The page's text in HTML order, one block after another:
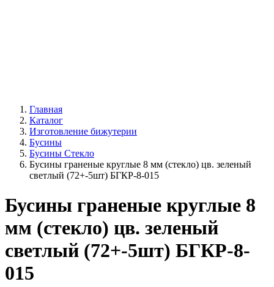
Главная
Каталог
Изготовление бижутерии
Бусины
Бусины Стекло
Бусины граненые круглые 8 мм (стекло) цв. зеленый
светлый (72+-5шт) БГКР-8-015
Бусины граненые круглые 8
мм (стекло) цв. зеленый
светлый (72+-5шт) БГКР-8-
015